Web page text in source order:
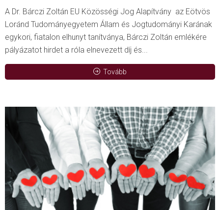
A Dr. Bárczi Zoltán EU Közösségi Jog Alapítvány az Eötvös
Loránd Tudományegyetem Állam és Jogtudományi Karának
egykori, fiatalon elhunyt tanítványa, Bárczi Zoltán emlékére
pályázatot hirdet a róla elnevezett díj és...
Tovább